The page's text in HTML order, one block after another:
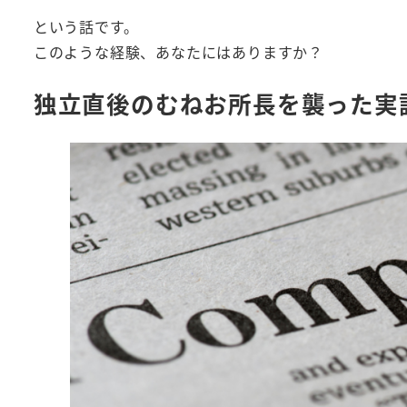
という話です。
このような経験、あなたにはありますか？
独立直後のむねお所長を襲った実